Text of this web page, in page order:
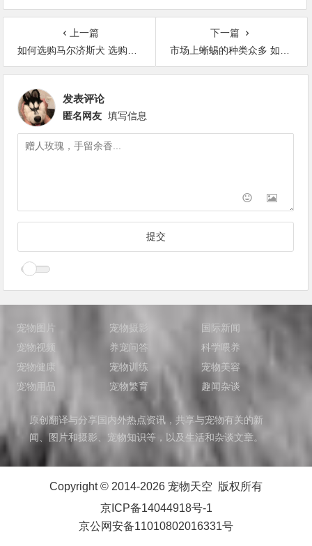
上一篇
如何选购马尔济斯犬 选购马尔济斯犬的技巧
下一篇
市场上蜥蜴的种类众多 如何挑选水龙蜥蜴和喂养方法
发表评论
匿名网友 填写信息
宠物图片 宠物摄影
国际新闻
宠物视频
养宠问答
科学喂养
宠物健康
宠物训练
宠物美容
宠物用品
宠物繁育 趣闻杂谈
原创翻译与分享国内外热点资讯，共享与宠物有关的新
闻、图片和摄影、宠物知识等，以及生活和杂谈文章。
Copyright © 2014-2026 宠物天空 版权所有
京ICP备14044918号-1
京公网安备11010802016331号